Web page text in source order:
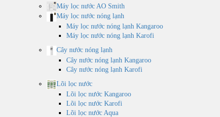
Máy lọc nước AO Smith
Máy lọc nước nóng lạnh
Máy lọc nước nóng lạnh Kangaroo
Máy lọc nước nóng lạnh Karofi
Cây nước nóng lạnh
Cây nước nóng lạnh Kangaroo
Cây nước nóng lạnh Karofi
Lõi lọc nước
Lõi lọc nước Kangaroo
Lõi lọc nước Karofi
Lõi lọc nước Aqua